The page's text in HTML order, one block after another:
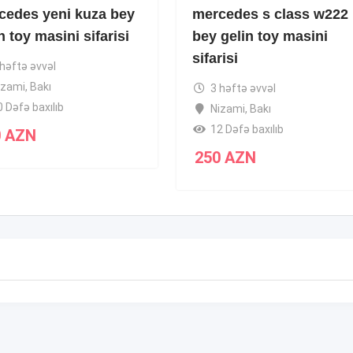
yeni kuza bey
toy masini sifarisi
əvvəl
, Bakı
Dəfə baxılıb
AZN
mercedes s class w222
bey gelin toy masini
sifarisi
3 həftə əvvəl
Nizami, Bakı
12 Dəfə baxılıb
250AZN